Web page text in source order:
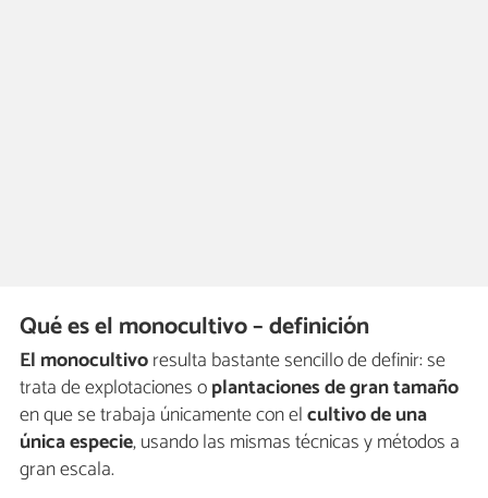
Qué es el monocultivo – definición
El monocultivoresulta bastante sencillo de definir: se
trata de explotaciones oplantaciones de gran tamaño
en que se trabaja únicamente con elcultivo de una
única especie, usando las mismas técnicas y métodos a
gran escala.